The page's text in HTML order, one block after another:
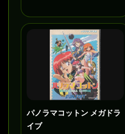
パノラマコットン メガドラ
イブ